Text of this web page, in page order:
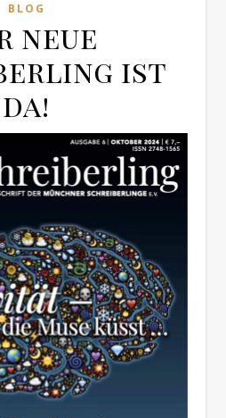
BLOG
neue
ist
da!